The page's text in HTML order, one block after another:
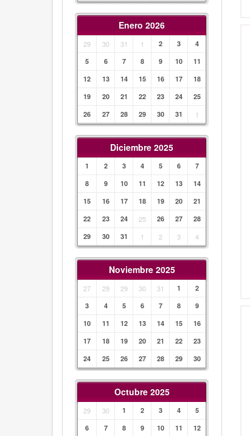
Enero 2026
29 30 31 1 2 3
4
5
6 7 8 9 10
11
12
13 14 15 16 17
18
19
20 21 22 23 24
25
26
27 28 29 30 31 1
Diciembre 2025
1 2 3 4 5 6
7
8
9 10 11 12 13
14
15
16 17 18 19 20
21
22
23 24 25 26 27
28
29
30 31 1 2 3 4
Noviembre 2025
27 29 29 30 31 1
2
3
4 5 6 7 8
9
10
11 12 13 14 15
16
17
18 19 20 21 22
23
24
25 26 27 28 29 30
Octubre 2025
29 30 1 2 3 4
5
6
7 8 9 10 11
12